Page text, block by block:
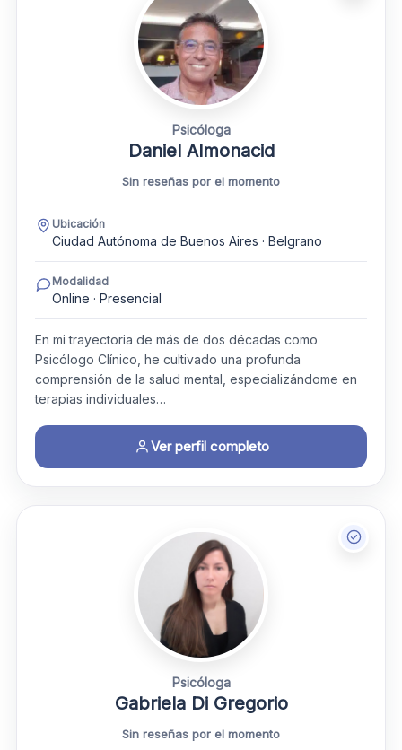
Psicóloga
Daniel Almonacid
Sin reseñas por el momento
Ubicación
Ciudad Autónoma de Buenos Aires · Belgrano
Modalidad
Online · Presencial
En mi trayectoria de más de dos décadas como
Psicólogo Clínico, he cultivado una profunda
comprensión de la salud mental, especializándome en
terapias individuales…
Ver perfil completo
Psicóloga
Gabriela Di Gregorio
Sin reseñas por el momento